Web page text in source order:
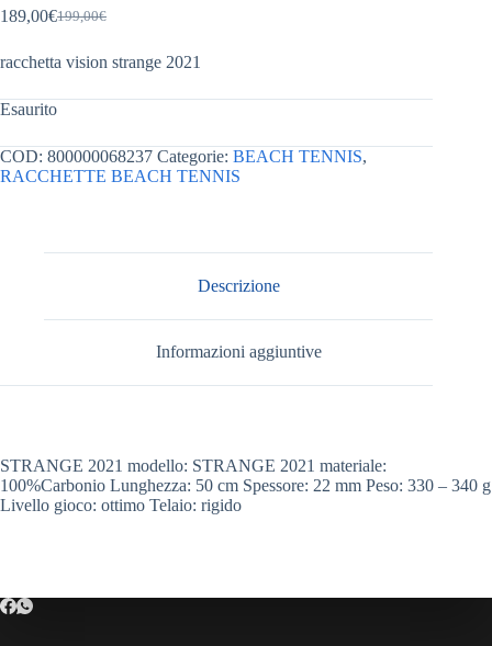
199,00€
Il
originale
199,00€.
189,00€Il
attuale
189,00€.
racchetta vision strange 2021
Esaurito
COD: 800000068237 Categorie: BEACH TENNIS,
RACCHETTE BEACH TENNIS
Descrizione
Informazioni aggiuntive
STRANGE 2021 modello: STRANGE 2021 materiale:
100%Carbonio Lunghezza: 50 cm Spessore: 22 mm Peso: 330 – 340 g
Livello gioco: ottimo Telaio: rigido